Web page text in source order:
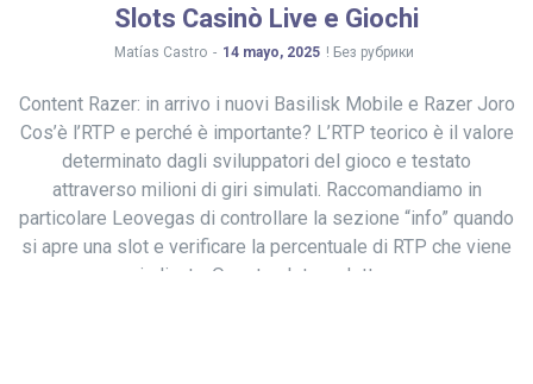
determinato dagli sviluppatori del gioco e testato
attraverso milioni di giri simulati. Raccomandiamo in
si apre una slot e verificare la percentuale di RTP che viene
indicata. Questa slot prodotta…
READ MORE